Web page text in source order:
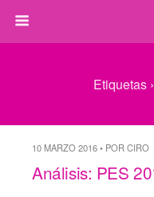
Etiquetas
10 MARZO 2016 • POR CIRO
Análisis: PES